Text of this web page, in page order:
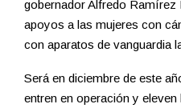
gobernador Alfredo Ramírez
apoyos a las mujeres con
con aparatos de vanguardia
Será en diciembre de este
entren en operación y